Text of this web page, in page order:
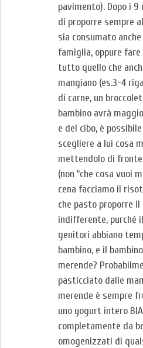
pavimento). Dopo i 9
di proporre sempre
sia consumato
famiglia, oppure
tutto quello che
mangiano (es.3-4
di carne, un
bambino avrà
e del cibo, è
scegliere a lui cosa
mettendolo di
(non “che cosa vuoi
cena facciamo il
che pasto proporre il
indifferente, purché
genitori abbiano
bambino, e il
merende?
pasticciato dalle
merende è sempre
uno yogurt intero
completamente da
omogenizzati di